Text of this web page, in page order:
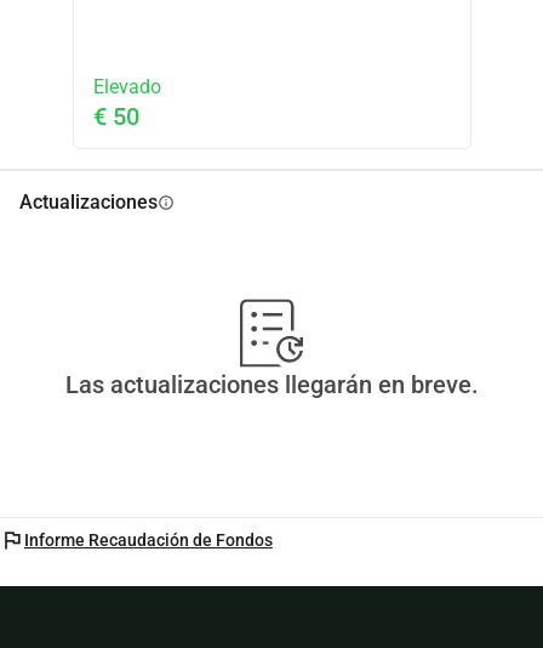
Elevado
€ 50
Actualizacionesinfo
Las actualizaciones llegarán en breve.
flag Informe Recaudación de Fondos